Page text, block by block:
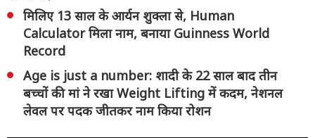
मिलिए 13 साल के आर्यन शुक्ला से, Human
Calculator मिला नाम, बनाया Guinness World
Record
Age is just a number: शादी के 22 साल बाद तीन
बच्चों की मां ने रखा Weight Lifting में कदम, नेशनल
लेवल पर पदक जीतकर नाम किया रोशन